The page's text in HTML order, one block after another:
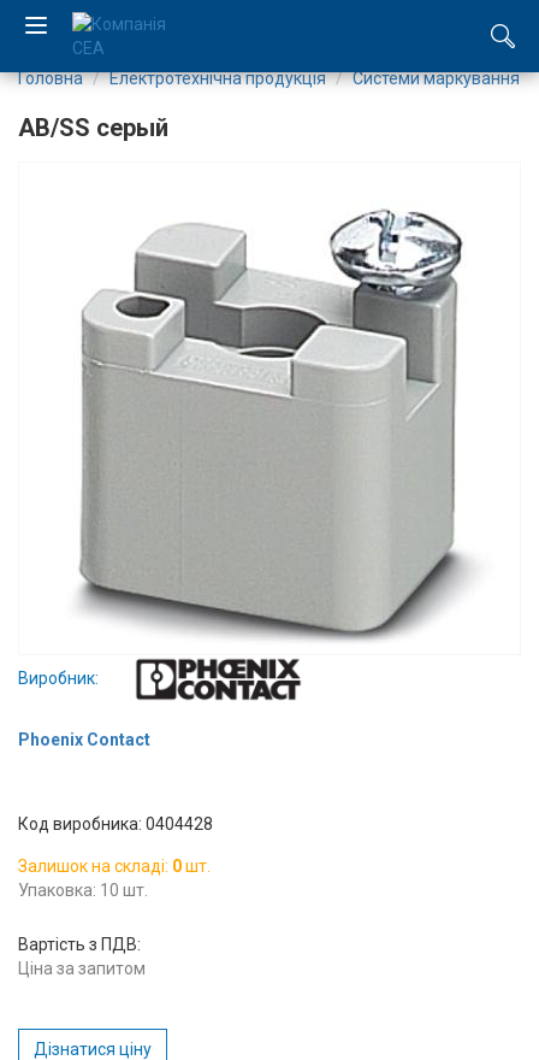
Каталог
Виробництво
Вхід/
авторизація
Виробники
Тех.
Підтримка
Блог
Головна Електротехнічна продукція Системи маркування
AB/SS серый
Виробник:
Phoenix Contact
Код виробника: 0404428
Залишок на складі: 0шт.
Упаковка: 10 шт.
Вартість з ПДВ:
Ціна за запитом
Дізнатися ціну